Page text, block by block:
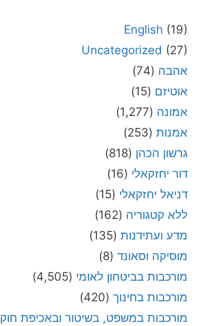
English (19)
Uncategorized (27)
אהבה (74)
אוטיזם (15)
אמונה (1,277)
אמנות (253)
גרשון הכהן (818)
דור יחזקאלי (16)
דניאל יחזקאלי (15)
ללא קטגוריה (162)
מדע ועתידנות (135)
מוסיקה וסאונד (8)
מורכבות בביטחון לאומי (4,505)
מורכבות בחינוך (420)
מורכבות במשפט, בשיטור ובאכיפת חוק